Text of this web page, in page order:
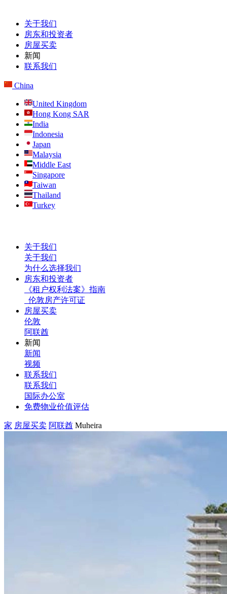
关于我们
房东和投资者
房屋买卖
新闻
联系我们
China
United Kingdom
Hong Kong SAR
India
Indonesia
Japan
Malaysia
Middle East
Singapore
Taiwan
Thailand
Turkey
关于我们
关于我们
为什么选择我们
房东和投资者
《租户权利法案》指南
伦敦房产许可证
房屋买卖
伦敦
阿联酋
新闻
新闻
视频
联系我们
联系我们
国际办公室
免费物业价值评估
家 房屋买卖 阿联酋 Muheira